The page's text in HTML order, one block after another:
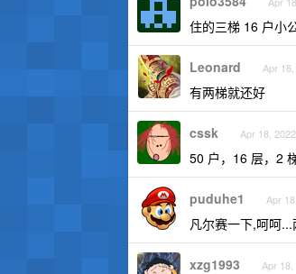
住的三梯 16 户小
Leonard Apr
有两梯就还好
cssk Apr 18,
50 户，16 层，2
puduhe1 Apr
凡尔赛一下,呵呵
xzg1993 Apr